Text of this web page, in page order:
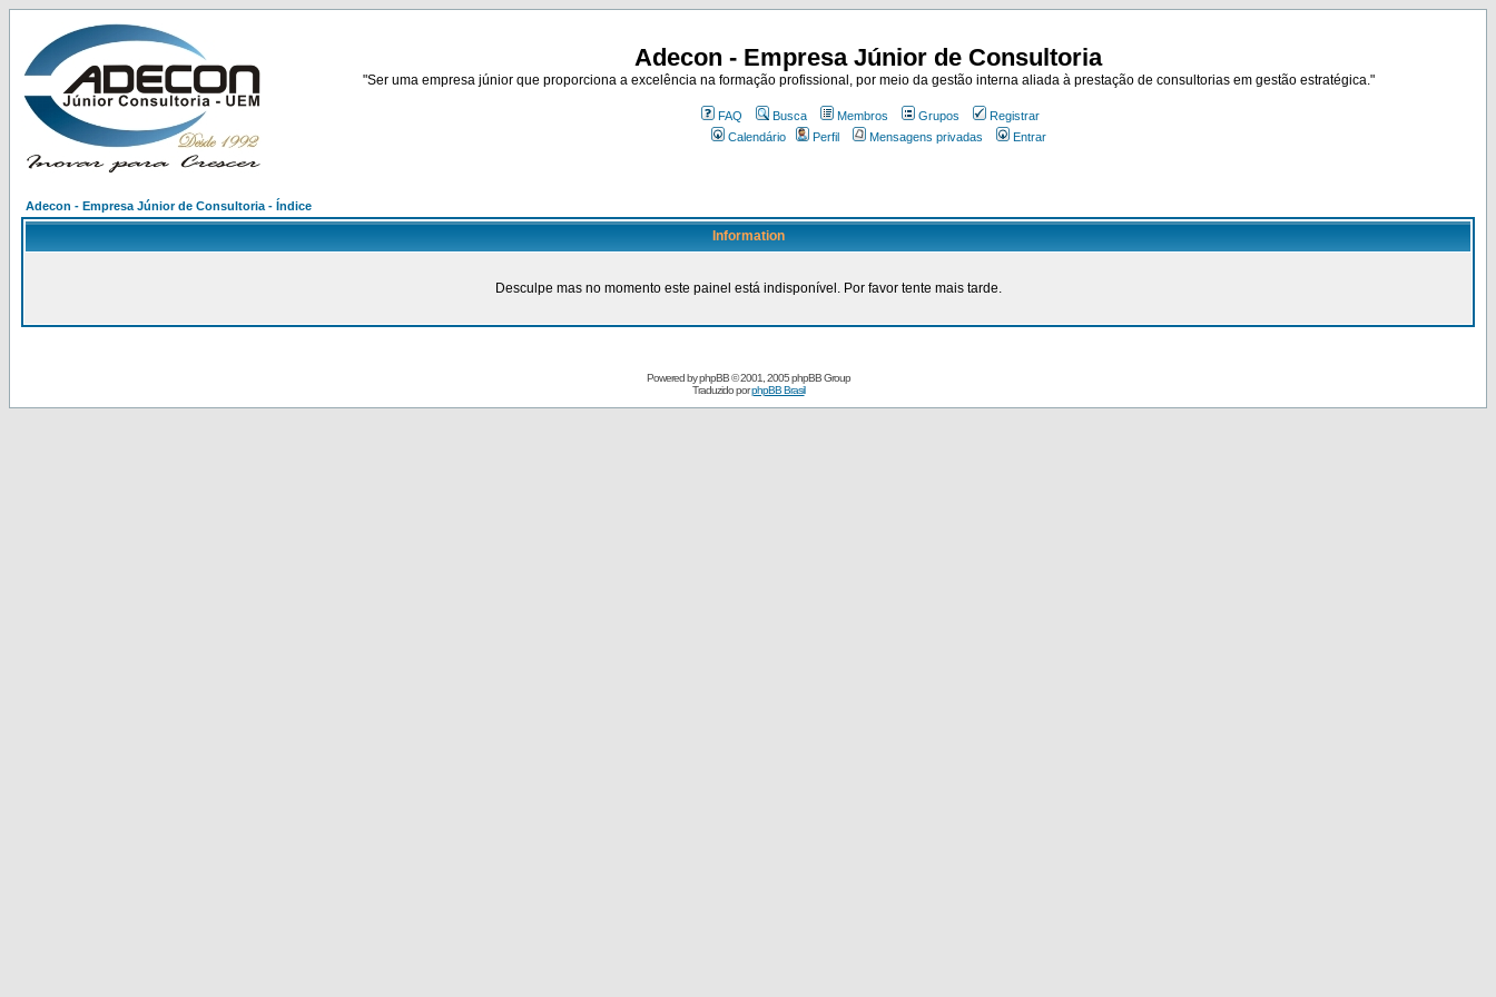
Adecon - Empresa Júnior de Consultoria
"Ser uma empresa júnior que proporciona a excelência na formação profissional, por meio da gestão interna aliada à prestação de consultorias em gestão estratégica."
FAQ Busca Membros Grupos
Registrar
Calendário
Perfil Mensagens privadas Entrar
Adecon - Empresa Júnior de Consultoria - Índice
Information
Desculpe mas no momento este painel está indisponível. Por favor tente mais tarde.
Powered byphpBB© 2001, 2005 phpBB Group
Traduzido porphpBB Brasil